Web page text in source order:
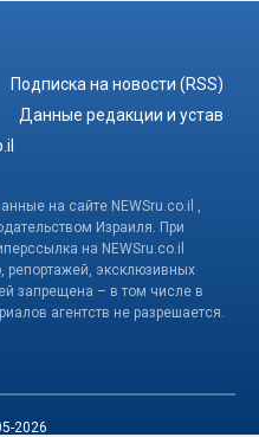
Подписка на новости (RSS)
Данные редакции и устав
на сайте NEWSru.co.il ,
Израиля. При
на NEWSru.co.il
репортажей, эксклюзивных
запрещена – в том числе в
агентств не разрешается.
2026